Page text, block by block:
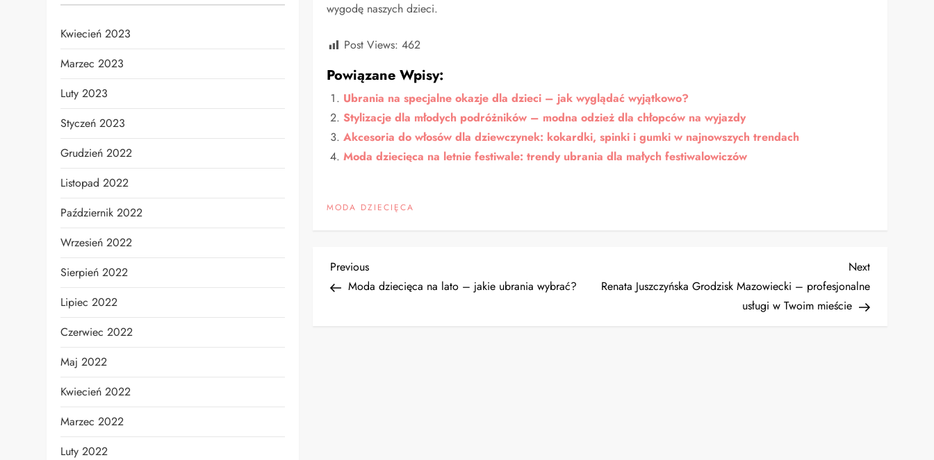
wygodę naszych dzieci.
Post Views: 462
Powiązane Wpisy:
Ubrania na specjalne okazje dla dzieci – jak wyglądać wyjątkowo?
Stylizacje dla młodych podróżników – modna odzież dla chłopców na wyjazdy
Akcesoria do włosów dla dziewczynek: kokardki, spinki i gumki w najnowszych trendach
Moda dziecięca na letnie festiwale: trendy ubrania dla małych festiwalowiczów
MODA DZIECIĘCA
N
Previous
Post
Previous
Moda dziecięca na lato – jakie ubrania wybrać?
Next
Post
Next
Renata Juszczyńska Grodzisk Mazowiecki – profesjonalne
usługi w Twoim mieście
Kwiecień 2023
Marzec 2023
Luty 2023
Styczeń 2023
Grudzień 2022
Listopad 2022
Październik 2022
Wrzesień 2022
Sierpień 2022
Lipiec 2022
Czerwiec 2022
Maj 2022
Kwiecień 2022
Marzec 2022
Luty 2022